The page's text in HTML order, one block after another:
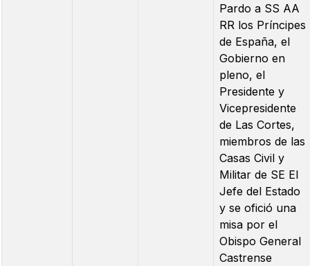
Pardo a SS AA
RR los Príncipes
de España, el
Gobierno en
pleno, el
Presidente y
Vicepresidente
de Las Cortes,
miembros de las
Casas Civil y
Militar de SE El
Jefe del Estado
y se ofició una
misa por el
Obispo General
Castrense